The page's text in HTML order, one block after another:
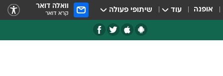
אופנה עוד שיתופי פעולה וואלה דואר
קרא דואר